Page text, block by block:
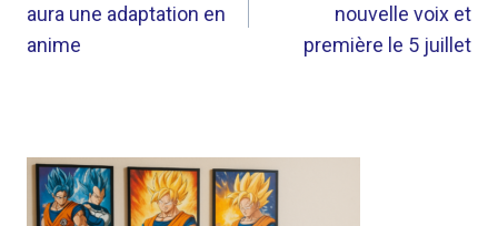
L’ARTICLE
aura une adaptation en
anime
nouvelle voix et
première le 5 juillet